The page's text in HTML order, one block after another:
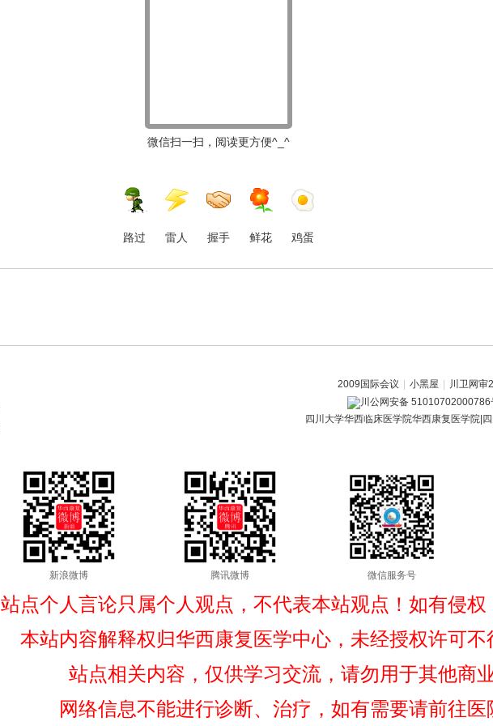
微信扫一扫，阅读更方便^_^
路过 雷人 握手 鲜花 鸡蛋
2009国际会议 小黑屋 川卫网审
川公网安备 51010702000786
四川大学华西临床医学院华西康复医学院|
新浪微博 腾讯微博 微信服务号
站点个人言论只属个人观点，不代表本站观点！如有侵权
本站内容解释权归华西康复医学中心，未经授权许可不
站点相关内容，仅供学习交流，请勿用于其他商
网络信息不能进行诊断、治疗，如有需要请前往医